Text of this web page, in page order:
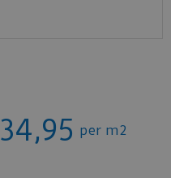
34,95 per m2